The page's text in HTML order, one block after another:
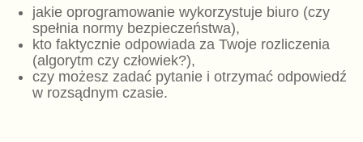
jakie oprogramowanie wykorzystuje biuro (czy
spełnia normy bezpieczeństwa),
kto faktycznie odpowiada za Twoje rozliczenia
(algorytm czy człowiek?),
czy możesz zadać pytanie i otrzymać odpowiedź
w rozsądnym czasie.